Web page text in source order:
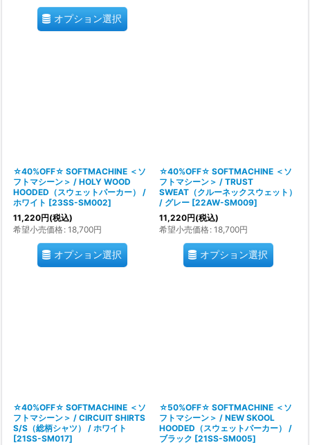
オプション選択
☆40%OFF☆ SOFTMACHINE ＜ソ
フトマシーン＞ / HOLY WOOD
HOODED（スウェットパーカー） /
ホワイト [23SS-SM002]
11,220円(税込)
希望小売価格: 18,700円
オプション選択
☆40%OFF☆ SOFTMACHINE ＜ソ
フトマシーン＞ / TRUST
SWEAT（クルーネックスウェット）
/ グレー [22AW-SM009]
11,220円(税込)
希望小売価格: 18,700円
オプション選択
☆40%OFF☆ SOFTMACHINE ＜ソ
フトマシーン＞ / CIRCUIT SHIRTS
S/S（総柄シャツ） / ホワイト
[21SS-SM017]
☆50%OFF☆ SOFTMACHINE ＜ソ
フトマシーン＞ / NEW SKOOL
HOODED（スウェットパーカー） /
ブラック [21SS-SM005]